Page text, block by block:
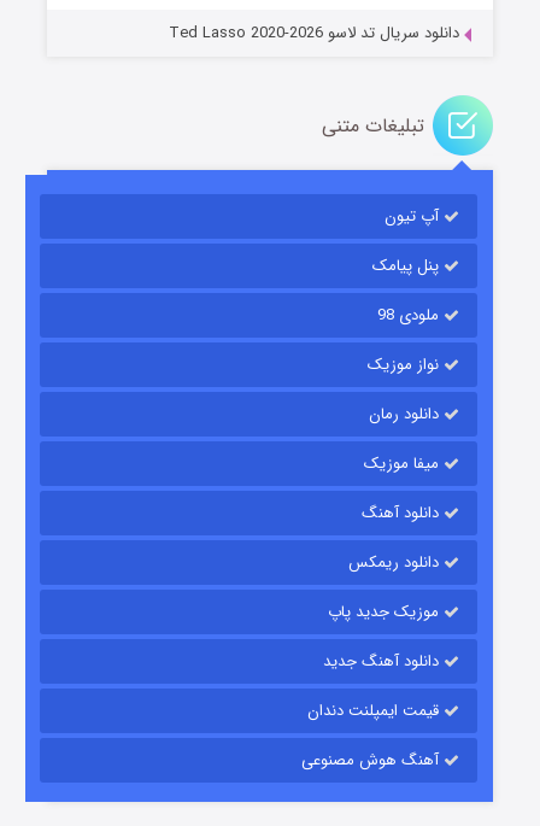
قسمت
دانلود سریال تد لاسو Ted Lasso 2020-2026
تبلیغات متنی
آپ تیون
پنل پیامک
ملودی 98
نواز موزیک
دانلود رمان
میفا موزیک
دانلود آهنگ
دانلود ریمکس
موزیک جدید پاپ
دانلود آهنگ جدید
قیمت ایمپلنت دندان
آهنگ هوش مصنوعی